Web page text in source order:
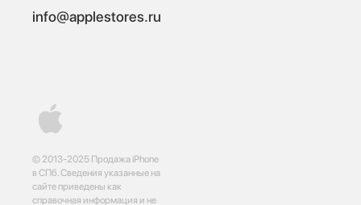
© 2013-2025 Продажа iPhone
в СПб. Сведения указанные на
сайте приведены как
справочная информация и не
info@applestores.ru